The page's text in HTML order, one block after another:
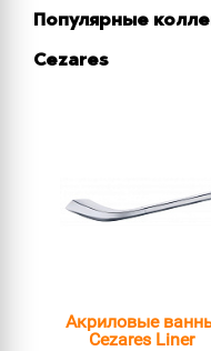
Популярные
Cezares
Акриловые
Cezares Liner